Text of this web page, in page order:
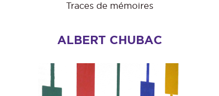
Traces de mémoires
ALBERT CHUBAC